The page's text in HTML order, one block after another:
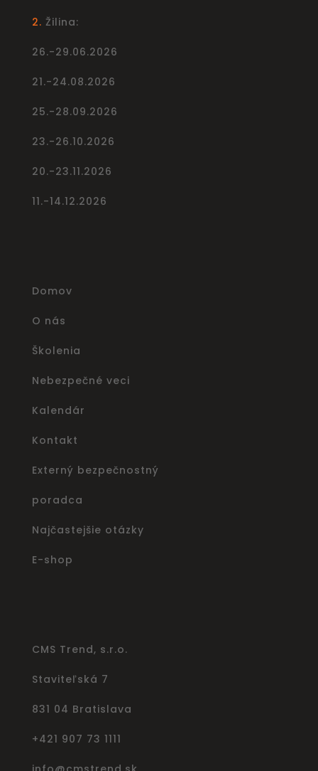
2. Žilina:
26.-29.06.2026
21.-24.08.2026
25.-28.09.2026
23.-26.10.2026
20.-23.11.2026
11.-14.12.2026
Domov
O nás
Školenia
Nebezpečné veci
Kalendár
Kontakt
Externý bezpečnostný
poradca
Najčastejšie otázky
E-shop
CMS Trend, s.r.o.
Staviteľská 7
831 04 Bratislava
+421 907 73 1111